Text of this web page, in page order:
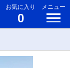
お気に入り
0
メニュー